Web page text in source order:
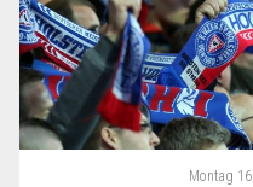
Montag